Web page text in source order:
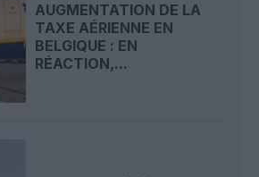
AUGMENTATION DE LA
TAXE AÉRIENNE EN
BELGIQUE : EN
RÉACTION,...